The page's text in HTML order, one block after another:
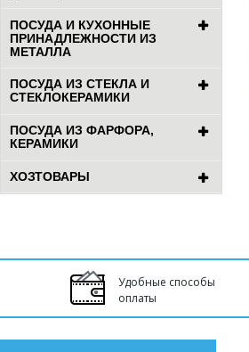
ПОСУДА И КУХОННЫЕ
ПРИНАДЛЕЖНОСТИ ИЗ
МЕТАЛЛА
ПОСУДА ИЗ СТЕКЛА И
СТЕКЛОКЕРАМИКИ
ПОСУДА ИЗ ФАРФОРА,
КЕРАМИКИ
ХОЗТОВАРЫ
Удобные способы
оплаты